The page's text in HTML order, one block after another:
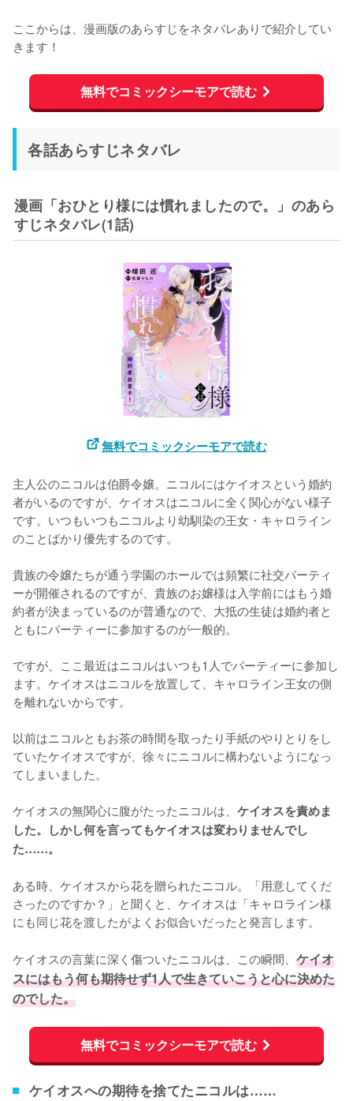
ここからは、漫画版のあらすじをネタバレありで紹介してい
きます！
無料でコミックシーモアで読む
各話あらすじネタバレ
漫画「おひとり様には慣れましたので。」のあら
すじネタバレ(1話)
無料でコミックシーモアで読む
主人公のニコルは伯爵令嬢。ニコルにはケイオスという婚約
者がいるのですが、ケイオスはニコルに全く関心がない様子
です。いつもいつもニコルより幼馴染の王女・キャロライン
のことばかり優先するのです。
貴族の令嬢たちが通う学園のホールでは頻繁に社交パーティ
ーが開催されるのですが、貴族のお嬢様は入学前にはもう婚
約者が決まっているのが普通なので、大抵の生徒は婚約者と
ともにパーティーに参加するのが一般的。
ですが、ここ最近はニコルはいつも1人でパーティーに参加し
ます。ケイオスはニコルを放置して、キャロライン王女の側
を離れないからです。
以前はニコルともお茶の時間を取ったり手紙のやりとりをし
ていたケイオスですが、徐々にニコルに構わないようになっ
てしまいました。
ケイオスの無関心に腹がたったニコルは、 ケイオスを責めま
した。しかし何を言ってもケイオスは変わりませんでし
た……。
ある時、ケイオスから花を贈られたニコル。「用意してくだ
さったのですか？」と聞くと、ケイオスは「キャロライン様
にも同じ花を渡したがよくお似合いだったと発言します。
ケイオスの言葉に深く傷ついたニコルは、この瞬間、 ケイオ
スにはもう何も期待せず1人で生きていこうと心に決めた
のでした。
無料でコミックシーモアで読む
ケイオスへの期待を捨てたニコルは……